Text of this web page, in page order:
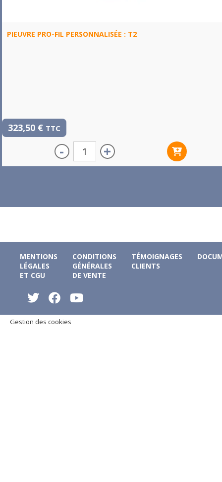
PIEUVRE PRO-FIL PERSONNALISÉE : T2
323,50 € TTC
- +
MENTIONS
LÉGALES
ET CGU
CONDITIONS
GÉNÉRALES
DE VENTE
TÉMOIGNAGES
CLIENTS
Gestion des cookies